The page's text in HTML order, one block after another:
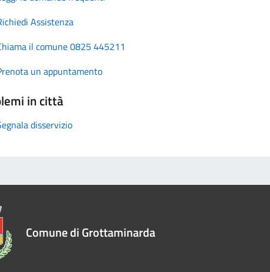
Assistenza
il comune 0825 445211
un appuntamento
in città
disservizio
Comune di Grottaminarda